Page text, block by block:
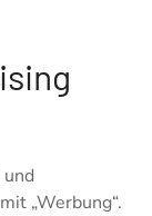
„Werbung“.